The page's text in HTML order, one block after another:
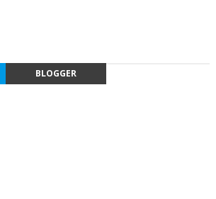
BLOGGER